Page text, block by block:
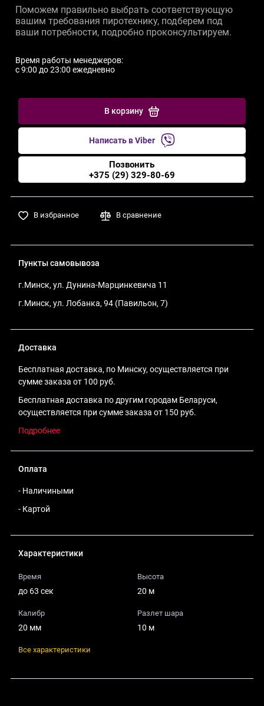
Поможем правильно выбрать соответствующую
вашим требования пиротехнику, подберем под
ваши потребности, подробно проконсультируем.
Время работы менеджеров:
c 9:00 до 23:00 ежедневно
В корзину
Написать в Viber
Позвонить
+375 (29) 329-80-69
В избранное В сравнение
Доставка
Бесплатная доставка, по Минску, осуществляется при
сумме заказа от 100 руб.
Бесплатная доставка по другим городам Беларуси,
осуществляется при сумме заказа от 150 руб.
Подробнее
Оплата
- Наличиными
- Картой
Пункты самовывоза
г.Минск, ул. Дунина-Марцинкевича 11
г.Минск, ул. Лобанка, 94 (Павильон, 7)
Характеристики
Время
до 63 сек
Высота
20 м
Калибр
20 мм
Разлет шара
10 м
Все характеристики